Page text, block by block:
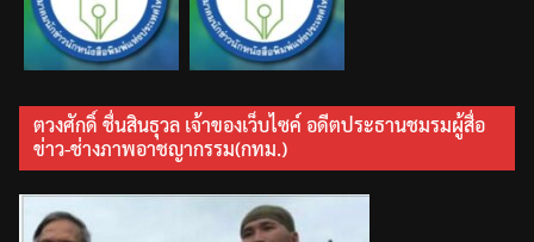
ตวงศักดิ์ ชื่นสินธุวล เจ้าของเว็บไซค์ อดีตประธานชมรมผู้สื่อ
ข่าว-ช่างภาพอาชญากรรม(กทม.)